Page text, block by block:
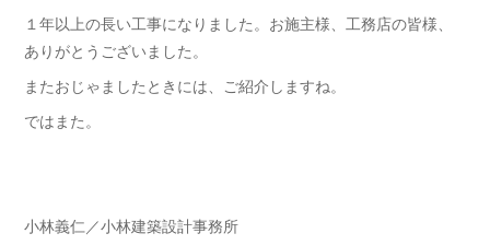
１年以上の長い工事になりました。お施主様、工務店の皆様、
ありがとうございました。
またおじゃましたときには、ご紹介しますね。
ではまた。
小林義仁／小林建築設計事務所